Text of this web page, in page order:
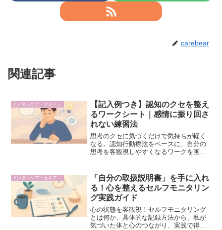
carebear
関連記事
【記入例つき】認知のクセを整え
るワークシート｜感情に振り回さ
れない練習法
思考のクセに気づくだけで気持ちが軽く
なる。認知行動療法をベースに、自分の
思考を客観視しやすくなるワークを画像
「自分の取扱説明書」を手に入れ
る！心を整えるセルフモニタリン
グ実践ガイド
心の状態を客観視！セルフモニタリング
とは何か、具体的な記録方法から、私が
気づいた体と心のつながり、実践で得た